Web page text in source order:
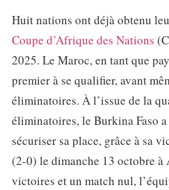
Huit nations ont déjà obtenu
Coupe d’Afrique des Nations
2025. Le Maroc, en tant que
premier à se qualifier, avant
éliminatoires. À l’issue de la
éliminatoires, le Burkina Faso
sécuriser sa place, grâce à sa
(2-0) le dimanche 13 octobre
victoires et un match nul,